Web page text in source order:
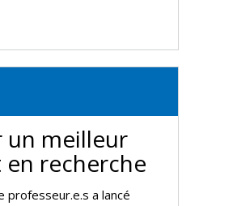
un meilleur
recherche
professeur.e.s a lancé